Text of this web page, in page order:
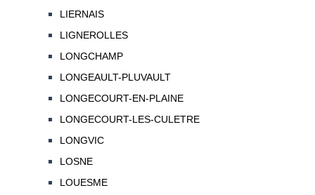
LIERNAIS
LIGNEROLLES
LONGCHAMP
LONGEAULT-PLUVAULT
LONGECOURT-EN-PLAINE
LONGECOURT-LES-CULETRE
LONGVIC
LOSNE
LOUESME